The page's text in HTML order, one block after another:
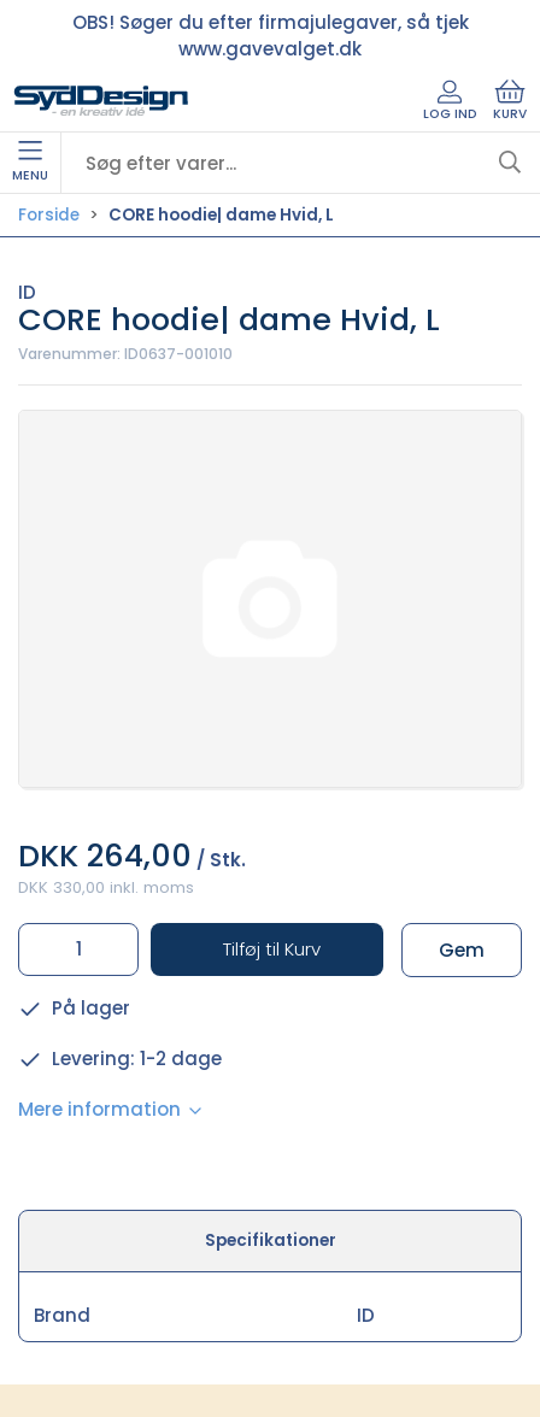
OBS! Søger du efter firmajulegaver, så tjek
www.gavevalget.dk
LOG IND KURV
MENU
Forside CORE hoodie| dame Hvid, L
ID
CORE hoodie| dame Hvid, L
Varenummer: ID0637-001010
DKK 264,00 / Stk.
DKK 330,00 inkl. moms
Tilføj til Kurv Gem
På lager
Levering: 1-2 dage
Mere information
Specifikationer
Brand ID